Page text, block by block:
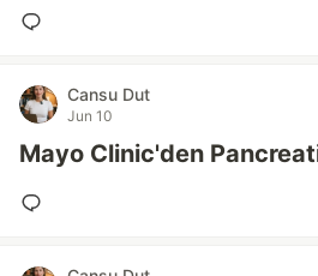
Cansu Dut
Jun 10
Mayo Clinic'den